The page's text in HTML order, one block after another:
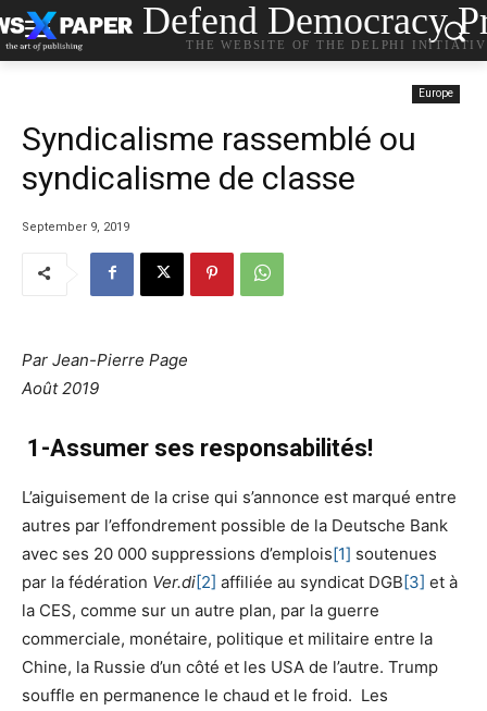
Defend Democracy
THE WEBSITE OF THE DELPHI
Europe
Syndicalisme rassemblé ou
syndicalisme de classe
September 9, 2019
Par Jean-Pierre Page
Août 2019
1-Assumer ses responsabilités!
L’aiguisement de la crise qui s’annonce est marqué entre
autres par l’effondrement possible de la Deutsche Bank
avec ses 20 000 suppressions d’emplois[1] soutenues
par la fédération Ver.di[2] affiliée au syndicat DGB[3] et à
la CES, comme sur un autre plan, par la guerre
commerciale, monétaire, politique et militaire entre la
Chine, la Russie d’un côté et les USA de l’autre. Trump
souffle en permanence le chaud et le froid. Les